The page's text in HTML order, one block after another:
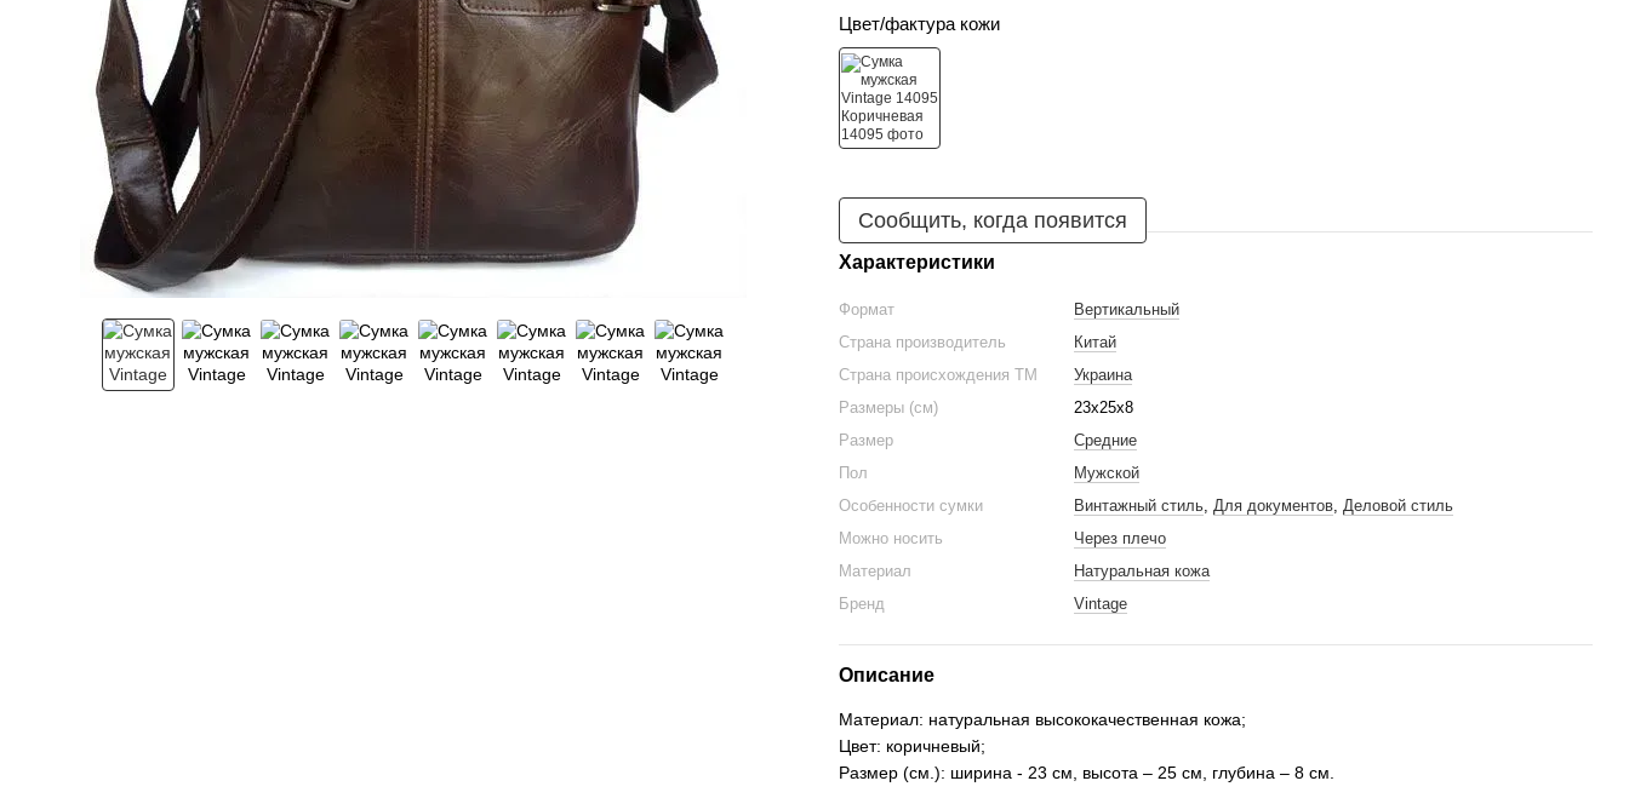
Цвет/фактура кожи
Сообщить, когда появится
Характеристики
Формат
Вертикальный
Страна производитель
Китай
Страна происхождения ТМ
Украина
Размеры (см)
23х25х8
Размер
Средние
Пол
Мужской
Особенности сумки
Винтажный стиль, Для документов, Деловой стиль
Можно носить
Через плечо
Материал
Натуральная кожа
Бренд
Vintage
Описание
Материал: натуральная высококачественная кожа;
Цвет: коричневый;
Размер (см.): ширина - 23 см, высота – 25 см, глубина – 8 см.